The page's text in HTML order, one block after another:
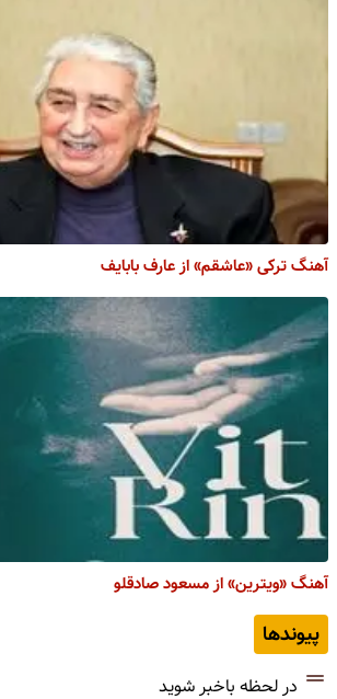
آهنگ ترکی «عاشقم» از عارف بابایف
آهنگ «ویترین» از مسعود صادقلو
پیوندها
در لحظه باخبر شوید